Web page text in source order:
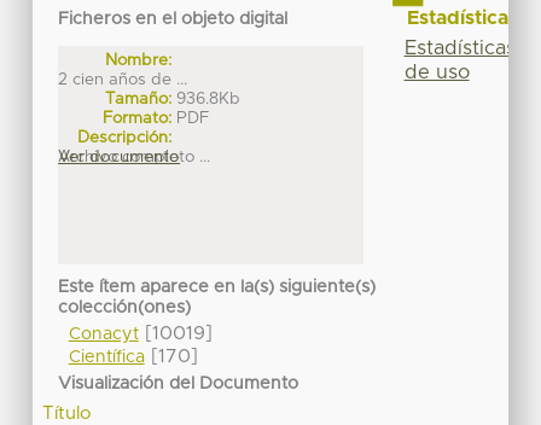
Ficheros en el objeto digital
Nombre:
2 cien años de ...
Tamaño: 936.8Kb
Formato: PDF
Descripción:
Archivo completo ...
Ver documento
Este ítem aparece en la(s) siguiente(s)
colección(ones)
Conacyt[10019]
Científica[170]
Visualización del Documento
Título
Estadísticas
Estadísticas
de uso